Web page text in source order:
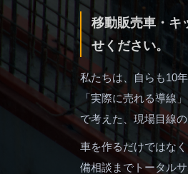
移動販売車・キ
せください。
私たちは、自らも10
「実際に売れる導線
で考えた、現場目線
車を作るだけではな
備相談までトータル